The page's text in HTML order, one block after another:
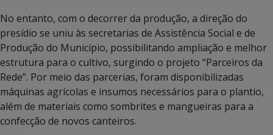
No entanto, com o decorrer da produção, a direção do
presídio se uniu às secretarias de Assistência Social e de
Produção do Município, possibilitando ampliação e melhor
estrutura para o cultivo, surgindo o projeto “Parceiros da
Rede”. Por meio das parcerias, foram disponibilizadas
máquinas agrícolas e insumos necessários para o plantio,
além de materiais como sombrites e mangueiras para a
confecção de novos canteiros.